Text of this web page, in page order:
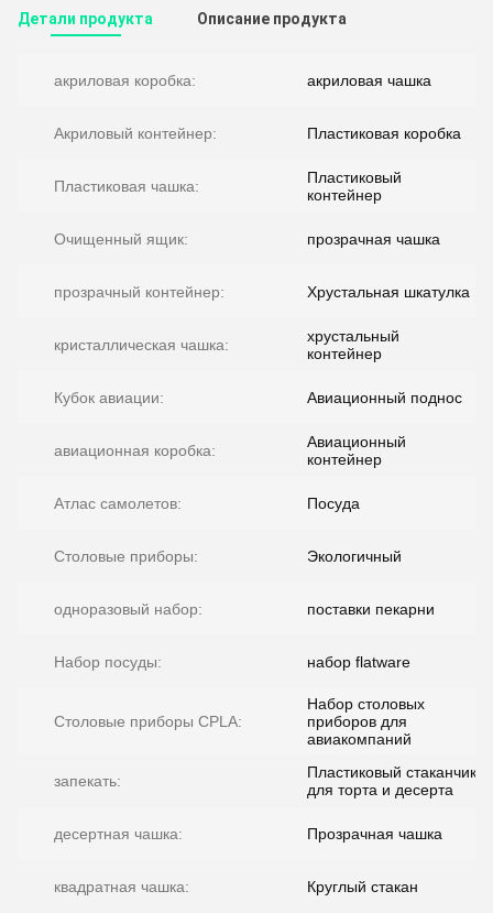
Детали продукта Описание продукта
акриловая коробка: акриловая чашка
Акриловый контейнер: Пластиковая коробка
Пластиковая чашка:
Пластиковый
контейнер
Очищенный ящик: прозрачная чашка
прозрачный контейнер: Хрустальная шкатулка
кристаллическая чашка:
хрустальный
контейнер
Кубок авиации: Авиационный поднос
авиационная коробка:
Авиационный
контейнер
Атлас самолетов: Посуда
Столовые приборы: Экологичный
одноразовый набор: поставки пекарни
Набор посуды: набор flatware
Столовые приборы CPLA:
Набор столовых
приборов для
авиакомпаний
запекать:
Пластиковый стаканчик
для торта и десерта
десертная чашка: Прозрачная чашка
квадратная чашка: Круглый стакан